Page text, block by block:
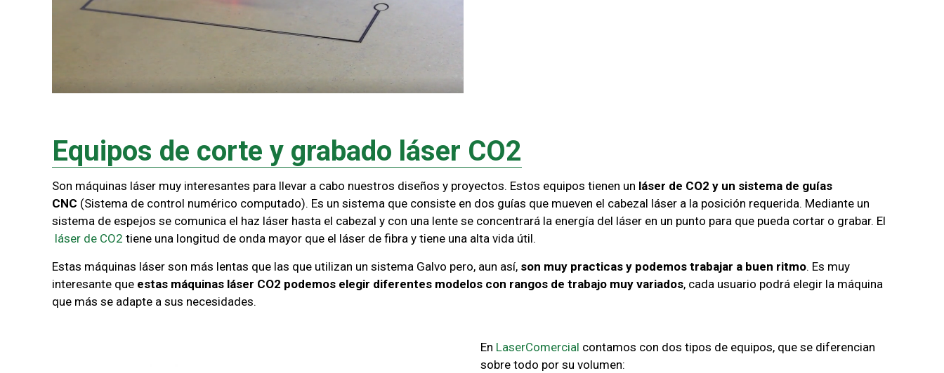
Equipos de corte y grabado láser CO2
Son máquinas láser muy interesantes para llevar a cabo nuestros diseños y proyectos. Estos equipos tienen un láser de CO2 y un sistema de guías
CNC (Sistema de control numérico computado). Es un sistema que consiste en dos guías que mueven el cabezal láser a la posición requerida. Mediante un
sistema de espejos se comunica el haz láser hasta el cabezal y con una lente se concentrará la energía del láser en un punto para que pueda cortar o grabar. El
láser de CO2 tiene una longitud de onda mayor que el láser de fibra y tiene una alta vida útil.
Estas máquinas láser son más lentas que las que utilizan un sistema Galvo pero, aun así, son muy practicas y podemos trabajar a buen ritmo. Es muy
interesante que estas máquinas láser CO2 podemos elegir diferentes modelos con rangos de trabajo muy variados, cada usuario podrá elegir la máquina
que más se adapte a sus necesidades.
En LaserComercial contamos con dos tipos de equipos, que se diferencian
sobre todo por su volumen: